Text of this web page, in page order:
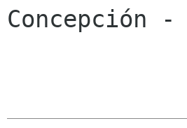
Concepción